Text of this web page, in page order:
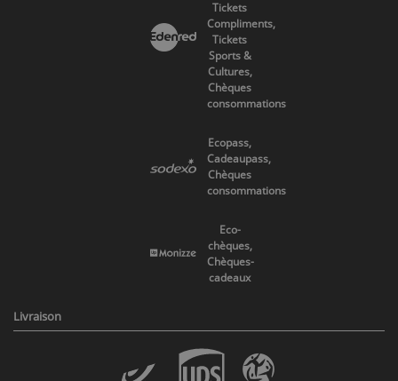
Tickets
Compliments,
Tickets
Sports &
Cultures,
Chèques
consommations
Ecopass,
Cadeaupass,
Chèques
consommations
Eco-
chèques,
Chèques-
cadeaux
Livraison